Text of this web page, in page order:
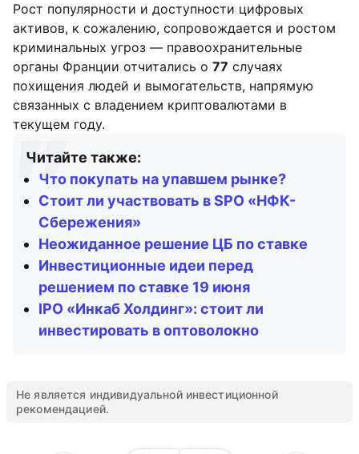
Рост популярности и доступности цифровых
активов, к сожалению, сопровождается и ростом
криминальных угроз — правоохранительные
органы Франции отчитались о 77 случаях
похищения людей и вымогательств, напрямую
связанных с владением криптовалютами в
текущем году.
Читайте также:
Что покупать на упавшем рынке?
Стоит ли участвовать в SPO «НФК-
Сбережения»
Неожиданное решение ЦБ по ставке
Инвестиционные идеи перед
решением по ставке 19 июня
IPO «Инкаб Холдинг»: стоит ли
инвестировать в оптоволокно
Не является индивидуальной инвестиционной
рекомендацией.